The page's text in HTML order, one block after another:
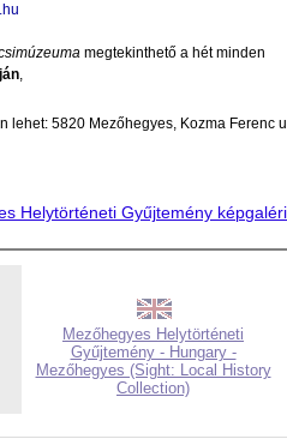
megtekinthető a hét minden
,
lehet: 5820 Mezőhegyes, Kozma Ferenc
Helytörténeti Gyűjtemény
Mezőhegyes Helytörténeti
Gyűjtemény - Hungary -
Mezőhegyes (Sight: Local History
Collection)